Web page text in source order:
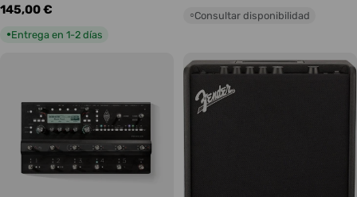
Precio
145,00 €
●Entrega en 1-2 días
○Consultar disponibilidad